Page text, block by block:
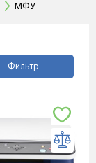
МФУ
Фильтр